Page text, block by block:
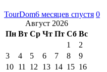
TourDom6 месяцев спустя 0
Август 2026
Пн Вт Ср Чт Пт Сб Вс
1
2
3
4 5 6 7 8
9
10 11 12 13 14 15 16